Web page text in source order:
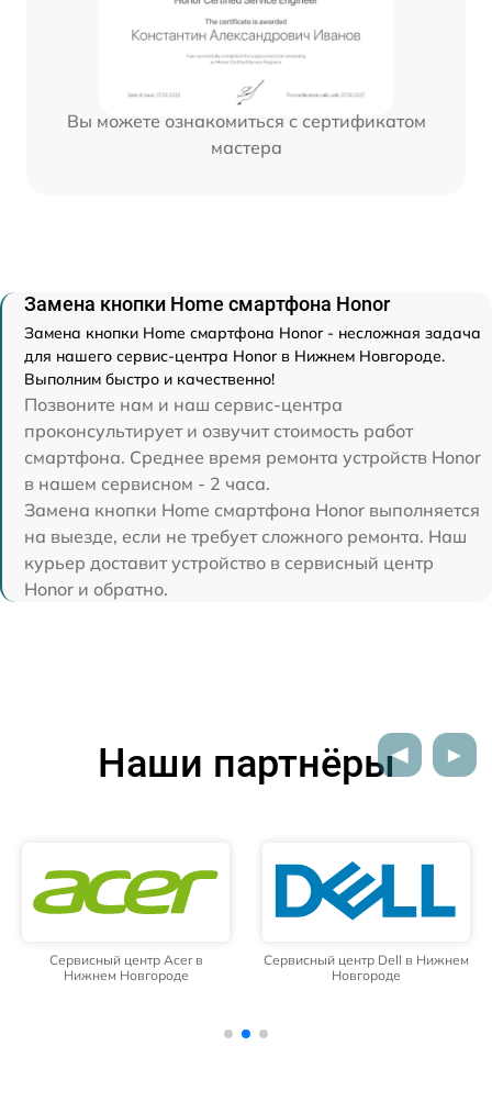
Вы можете ознакомиться с сертификатом
мастера
Замена кнопки Home смартфона Honor
Замена кнопки Home смартфона Honor - несложная задача
для нашего сервис-центра Honor в Нижнем Новгороде.
Выполним быстро и качественно!
Позвоните нам и наш сервис-центра
проконсультирует и озвучит стоимость работ
смартфона. Среднее время ремонта устройств Honor
в нашем сервисном - 2 часа.
Замена кнопки Home смартфона Honor выполняется
на выезде, если не требует сложного ремонта. Наш
курьер доставит устройство в сервисный центр
Honor и обратно.
Наши партнёры
Сервисный центр Acer в
Нижнем Новгороде
Сервисный центр Dell в Нижнем
Новгороде